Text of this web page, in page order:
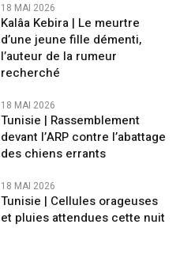
18 MAI 2026
Kalâa Kebira | Le meurtre
d’une jeune fille démenti,
l’auteur de la rumeur
recherché
18 MAI 2026
Tunisie | Rassemblement
devant l’ARP contre l’abattage
des chiens errants
18 MAI 2026
Tunisie | Cellules orageuses
et pluies attendues cette nuit